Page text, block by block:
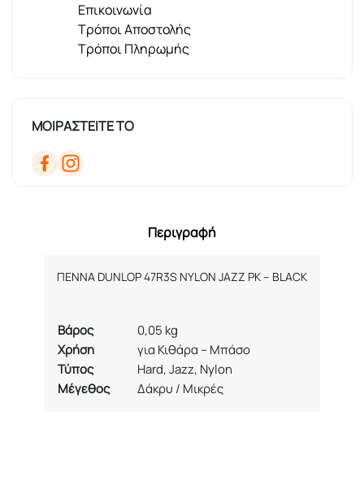
Επικοινωνία
Τρόποι Αποστολής
Τρόποι Πληρωμής
ΜΟΙΡΑΣΤΕΙΤΕ ΤΟ
Περιγραφή
ΠΕΝΝΑ DUNLOP 47R3S NYLON JAZZ PK – BLACK
Βάρος
0,05 kg
Χρήση
για Κιθάρα – Μπάσο
Τύπος
Hard, Jazz, Nylon
Μέγεθος
Δάκρυ / Μικρές